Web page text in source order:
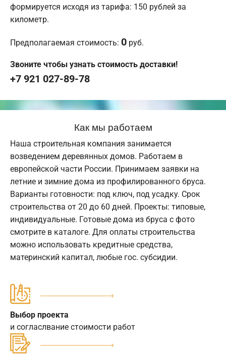
формируется исходя из тарифа: 150 рублей за
километр.
Предполагаемая стоимость: 0 руб.
Звоните чтобы узнать стоимость доставки!
+7 921 027-89-78
Как мы работаем
Наша строительная компания занимается
возведением деревянных домов. Работаем в
европейской части России. Принимаем заявки на
летние и зимние дома из профилированного бруса.
Варианты готовности: под ключ, под усадку. Срок
строительства от 20 до 60 дней. Проекты: типовые,
индивидуальные. Готовые дома из бруса с фото
смотрите в каталоге. Для оплаты строительства
можно использовать кредитные средства,
материнский капитал, любые гос. субсидии.
Выбор проекта
и согласлвание стоимости работ